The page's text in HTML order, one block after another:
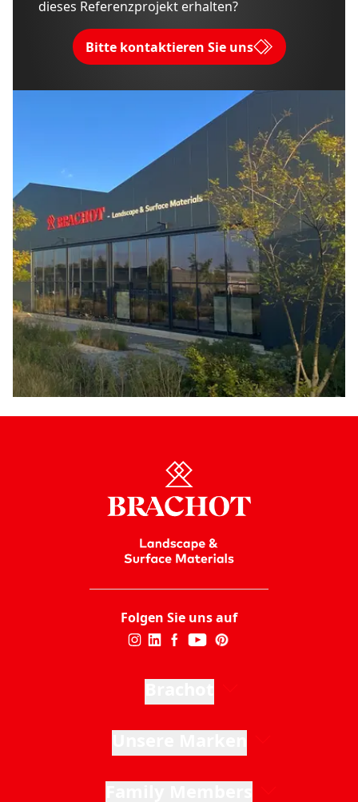
dieses Referenzprojekt erhalten?
Bitte kontaktieren Sie uns
Folgen Sie uns auf